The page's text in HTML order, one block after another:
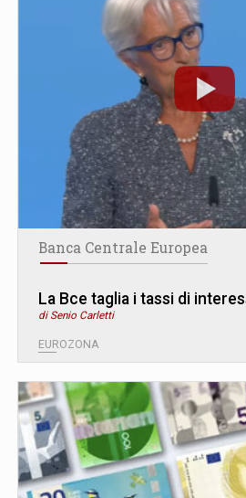
Banca Centrale Europea
La Bce taglia i tassi di
di Senio Carletti
EUROZONA